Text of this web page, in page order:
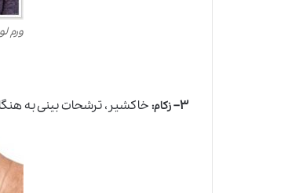
ورم
۳–زکام: خاکشیر، ترشحات بینی به